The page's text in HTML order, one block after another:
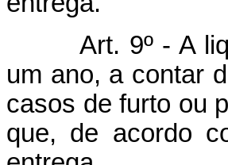
Art. 9º - A
um ano, a contar
casos de furto ou
que, de acordo